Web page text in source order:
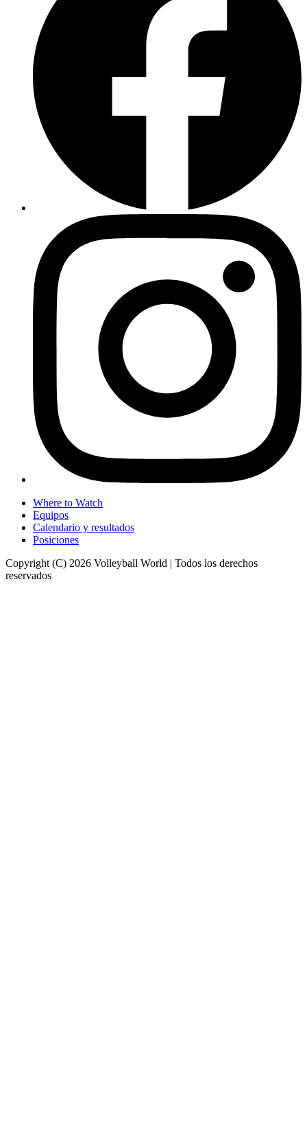
Where to Watch
Equipos
Calendario y resultados
Posiciones
Copyright (C) 2026 Volleyball World | Todos los derechos
reservados